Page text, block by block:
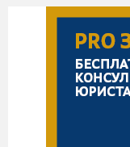
личных дистанциях и в